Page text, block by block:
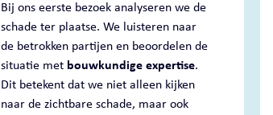
Bij ons eerste bezoek analyseren we de
schade ter plaatse. We luisteren naar
de betrokken partijen en beoordelen de
situatie met bouwkundige expertise.
Dit betekent dat we niet alleen kijken
naar de zichtbare schade, maar ook